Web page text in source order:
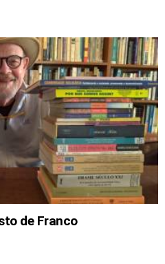
de Franco